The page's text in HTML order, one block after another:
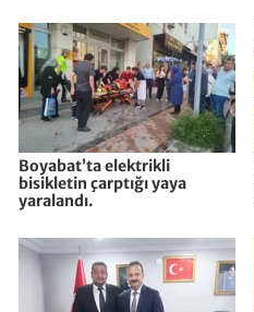
Boyabat’ta elektrikli
bisikletin çarptığı yaya
yaralandı.